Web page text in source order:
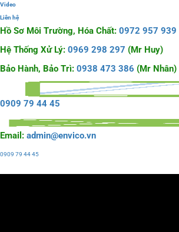
Video
Liên hệ
Hồ Sơ Môi Trường, Hóa Chất: 0972 957 939
Hệ Thống Xử Lý: 0969 298 297 (Mr Huy)
Bảo Hành, Bảo Trì: 0938 473 386 (Mr Nhân)
0909 79 44 45
Email: admin@envico.vn
0909 79 44 45